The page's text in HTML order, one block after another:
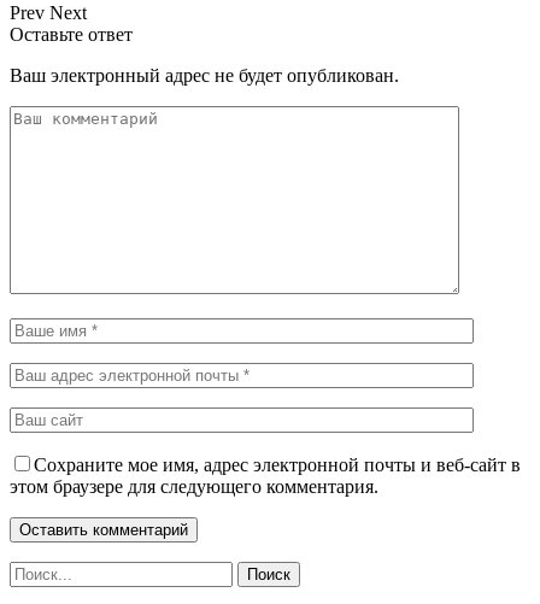
Prev Next
Оставьте ответ
Ваш электронный адрес не будет опубликован.
Сохраните мое имя, адрес электронной почты и веб-сайт в
этом браузере для следующего комментария.